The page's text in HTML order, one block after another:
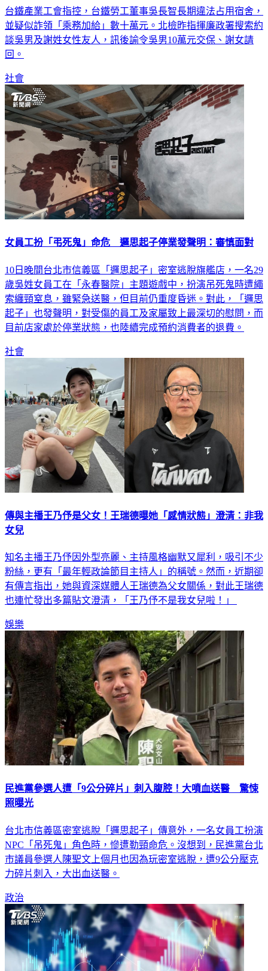
台鐵產業工會指控，台鐵勞工董事吳長智長期違法占用宿舍，
並疑似詐領「乘務加給」數十萬元。北檢昨指揮廉政署搜索約
談吳男及謝姓女性友人，訊後諭令吳男10萬元交保、謝女請
回。
社會
女員工扮「弔死鬼」命危 邏思起子停業發聲明：審慎面對
10日晚間台北市信義區「邏思起子」密室逃脫旗艦店，一名29
歲吳姓女員工在「永春醫院」主題遊戲中，扮演吊死鬼時遭繩
索纏頸窒息，雖緊急送醫，但目前仍重度昏迷。對此，「邏思
起子」也發聲明，對受傷的員工及家屬致上最深切的慰問，而
目前店家處於停業狀態，也陸續完成預約消費者的退費。
社會
傳與主播王乃伃是父女！王瑞德曝她「感情狀態」澄清：非我
女兒
知名主播王乃伃因外型亮麗、主持風格幽默又犀利，吸引不少
粉絲，更有「最年輕政論節目主持人」的稱號。然而，近期卻
有傳言指出，她與資深媒體人王瑞德為父女關係，對此王瑞德
也連忙發出多篇貼文澄清，「王乃伃不是我女兒啦！」
娛樂
民進黨參選人遭「9公分碎片」刺入腹腔！大噴血送醫 驚悚
照曝光
台北市信義區密室逃脫「邏思起子」傳意外，一名女員工扮演
NPC「吊死鬼」角色時，慘遭勒頸命危。沒想到，民進黨台北
市議員參選人陳聖文上個月也因為玩密室逃脫，遭9公分壓克
力碎片刺入，大出血送醫。
政治